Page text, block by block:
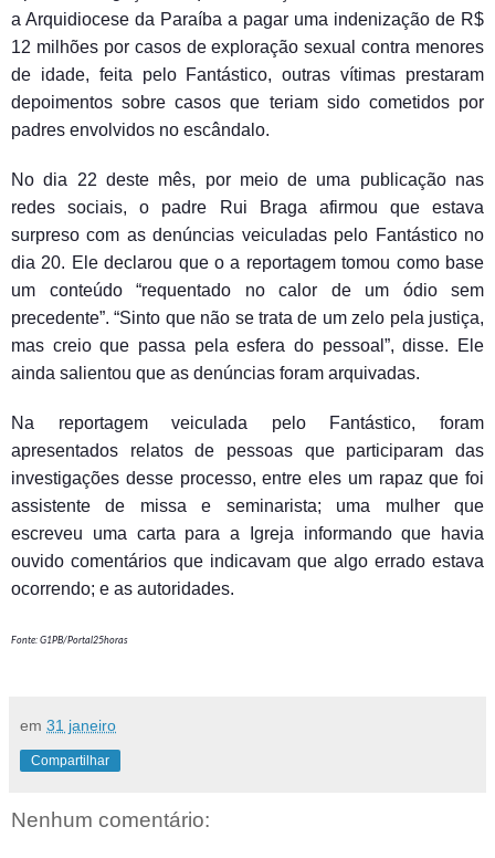
a Arquidiocese da Paraíba a pagar uma indenização de R$
12 milhões por casos de exploração sexual contra menores
de idade, feita pelo Fantástico, outras vítimas prestaram
depoimentos sobre casos que teriam sido cometidos por
padres envolvidos no escândalo.
No dia 22 deste mês, por meio de uma publicação nas
redes sociais, o padre Rui Braga afirmou que estava
surpreso com as denúncias veiculadas pelo Fantástico no
dia 20. Ele declarou que o a reportagem tomou como base
um conteúdo “requentado no calor de um ódio sem
precedente”. “Sinto que não se trata de um zelo pela justiça,
mas creio que passa pela esfera do pessoal”, disse. Ele
ainda salientou que as denúncias foram arquivadas.
Na reportagem veiculada pelo Fantástico, foram
apresentados relatos de pessoas que participaram das
investigações desse processo, entre eles um rapaz que foi
assistente de missa e seminarista; uma mulher que
escreveu uma carta para a Igreja informando que havia
ouvido comentários que indicavam que algo errado estava
ocorrendo; e as autoridades.
Fonte: G1PB/Portal25horas
em 31 janeiro
Compartilhar
Nenhum comentário: